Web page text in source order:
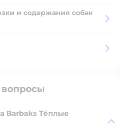
и содержания собак
вопросы
Barbaks Тёплые